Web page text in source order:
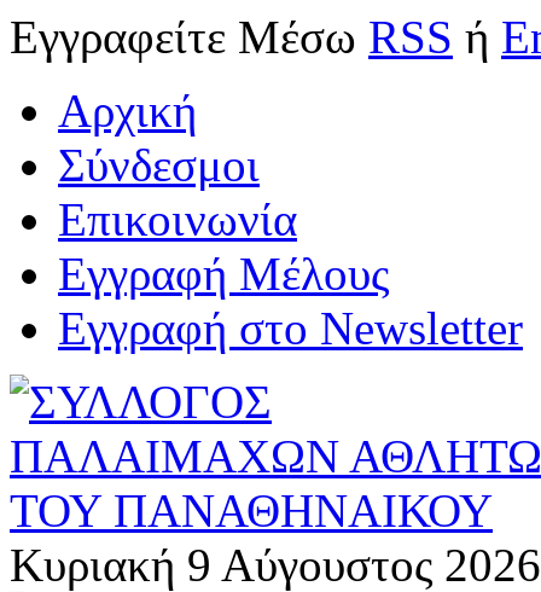
Εγγραφείτε Μέσω RSS ή
Αρχική
Σύνδεσμοι
Επικοινωνία
Εγγραφή Μέλους
Εγγραφή στο Newsletter
Κυριακή 9 Αύγουστος